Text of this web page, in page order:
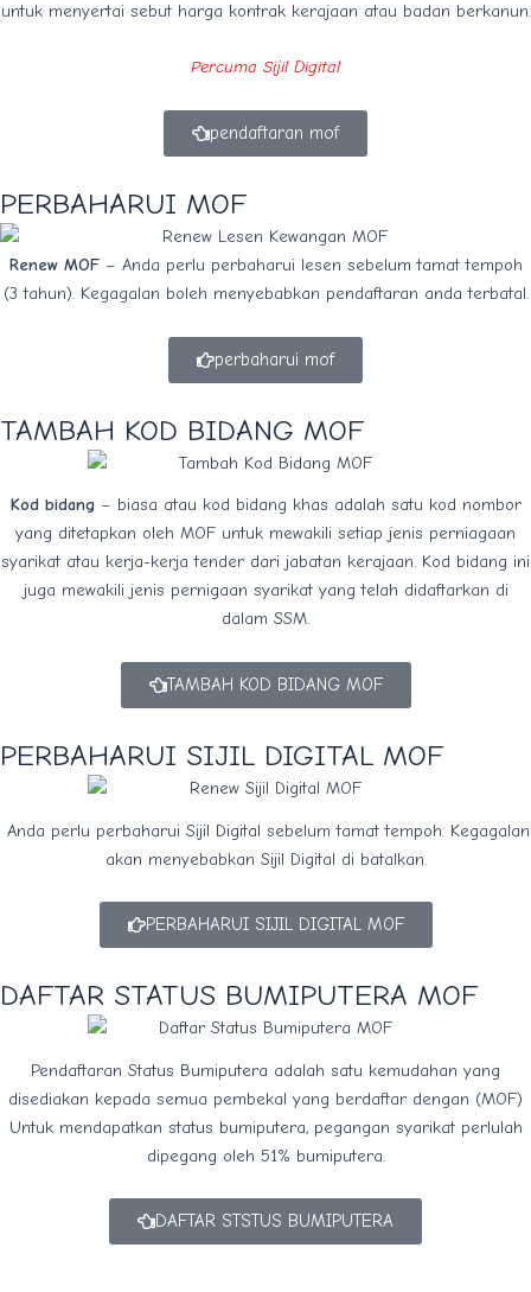
untuk menyertai sebut harga kontrak kerajaan atau badan berkanun.
Percuma Sijil Digital
pendaftaran mof
PERBAHARUI MOF
Renew MOF– Anda perlu perbaharui lesen sebelum tamat tempoh
(3 tahun). Kegagalan boleh menyebabkan pendaftaran anda terbatal.
perbaharui mof
TAMBAH KOD BIDANG MOF
Kod bidang – biasa atau kod bidang khas adalah satu kod nombor
yang ditetapkan oleh MOF untuk mewakili setiap jenis perniagaan
syarikat atau kerja-kerja tender dari jabatan kerajaan. Kod bidang ini
juga mewakili jenis pernigaan syarikat yang telah didaftarkan di
dalam SSM.
TAMBAH KOD BIDANG MOF
PERBAHARUI SIJIL DIGITAL MOF
Anda perlu perbaharui Sijil Digital sebelum tamat tempoh. Kegagalan
akan menyebabkan Sijil Digital di batalkan.
PERBAHARUI SIJIL DIGITAL MOF
DAFTAR STATUS BUMIPUTERA MOF
Pendaftaran Status Bumiputera adalah satu kemudahan yang
disediakan kepada semua pembekal yang berdaftar dengan (MOF)
Untuk mendapatkan status bumiputera, pegangan syarikat perlulah
dipegang oleh 51% bumiputera.
DAFTAR STSTUS BUMIPUTERA